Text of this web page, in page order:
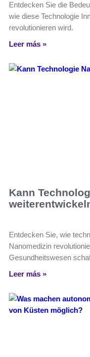
Entdecken Sie die
wie diese Technologie
revolutionieren wird.
Leer más »
Kann
Entdecken Sie, wie
Nanomedizin
Gesundheitswesen
Leer más »